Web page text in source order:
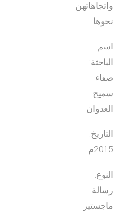
واتجاهاتهن
نحوها
اسم
الباحثة:
صفاء
سميح
العدوان
التاريخ:
2015م
النوع:
رسالة
ماجستير